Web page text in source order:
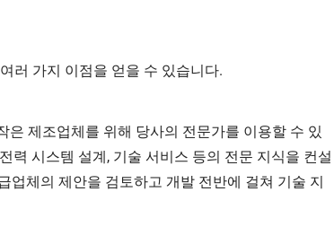
러 가지 이점을 얻을 수 있습니다.
제조업체를 위해 당사의 전문가를 이용할 수 있
력 시스템 설계, 기술 서비스 등의 전문 지식을 컨설
업체의 제안을 검토하고 개발 전반에 걸쳐 기술 지